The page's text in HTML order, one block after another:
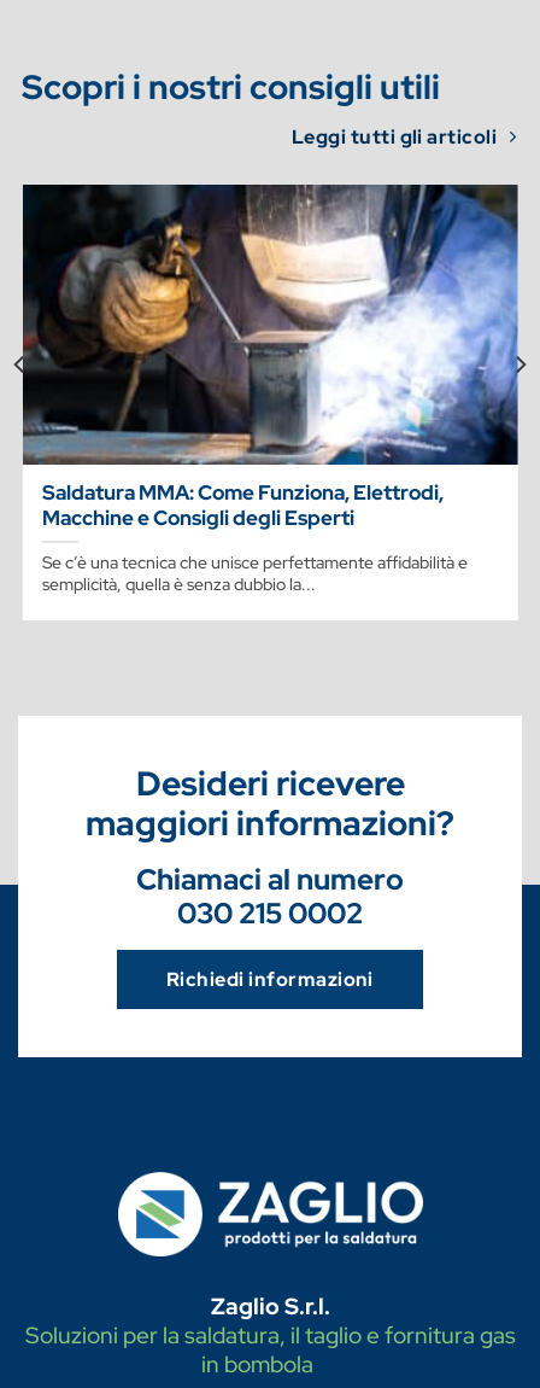
Scopri i nostri consigli utili
Leggi tutti gli articoli
Saldatura MMA: Come Funziona, Elettrodi,
Macchine e Consigli degli Esperti
Se c’è una tecnica che unisce perfettamente affidabilità e
semplicità, quella è senza dubbio la...
Desideri ricevere
maggiori informazioni?
Chiamaci al numero
030 215 0002
Richiedi informazioni
Zaglio S.r.l.
Soluzioni per la saldatura, il taglio e fornitura gas
in bombola